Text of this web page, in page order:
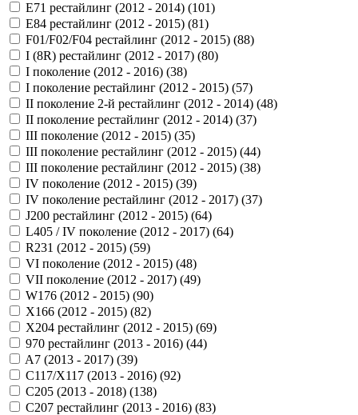
E71 рестайлинг (2012 - 2014) (101)
E84 рестайлинг (2012 - 2015) (81)
F01/F02/F04 рестайлинг (2012 - 2015) (88)
I (8R) рестайлинг (2012 - 2017) (80)
I поколение (2012 - 2016) (38)
I поколение рестайлинг (2012 - 2015) (57)
II поколение 2-й рестайлинг (2012 - 2014) (48)
II поколение рестайлинг (2012 - 2014) (37)
III поколение (2012 - 2015) (35)
III поколение рестайлинг (2012 - 2015) (44)
III поколение рестайлинг (2012 - 2015) (38)
IV поколение (2012 - 2015) (39)
IV поколение рестайлинг (2012 - 2017) (37)
J200 рестайлинг (2012 - 2015) (64)
L405 / IV поколение (2012 - 2017) (64)
R231 (2012 - 2015) (59)
VI поколение (2012 - 2015) (48)
VII поколение (2012 - 2017) (49)
W176 (2012 - 2015) (90)
X166 (2012 - 2015) (82)
X204 рестайлинг (2012 - 2015) (69)
970 рестайлинг (2013 - 2016) (44)
A7 (2013 - 2017) (39)
C117/X117 (2013 - 2016) (92)
C205 (2013 - 2018) (138)
C207 рестайлинг (2013 - 2016) (83)